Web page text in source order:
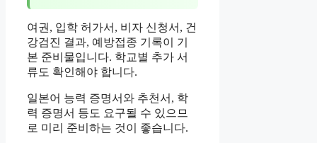
여권, 입학 허가서, 비자 신청서, 건
강검진 결과, 예방접종 기록이 기
본 준비물입니다. 학교별 추가 서
류도 확인해야 합니다.
일본어 능력 증명서와 추천서, 학
력 증명서 등도 요구될 수 있으므
로 미리 준비하는 것이 좋습니다.